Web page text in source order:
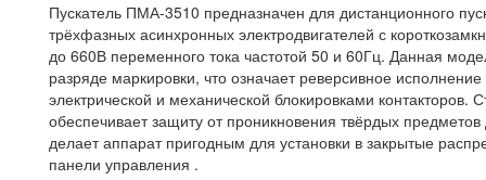
Пускатель ПМА-3510 предназначен для дистанционного
трёхфазных асинхронных электродвигателей с
до 660В переменного тока частотой 50 и 60Гц. Данная
разряде маркировки, что означает реверсивное
электрической и механической блокировками контакторов.
обеспечивает защиту от проникновения твёрдых
делает аппарат пригодным для установки в закрытые
панели управления .